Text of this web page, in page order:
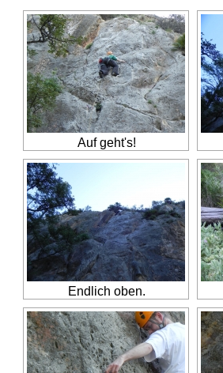
Auf geht's!
Endlich oben.